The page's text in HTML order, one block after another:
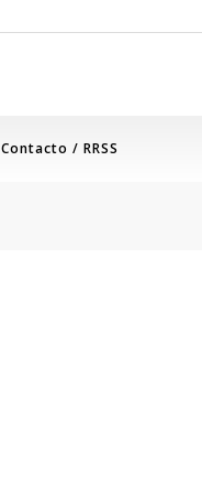
Contacto / RRSS